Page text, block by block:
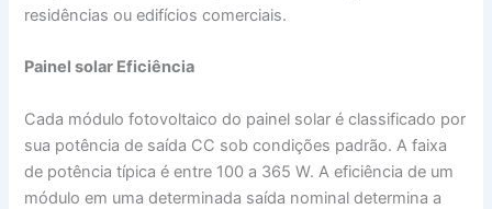
residências ou edifícios comerciais.
Painel solar Eficiência
Cada módulo fotovoltaico do painel solar é classificado por
sua potência de saída CC sob condições padrão. A faixa
de potência típica é entre 100 a 365 W. A eficiência de um
módulo em uma determinada saída nominal determina a